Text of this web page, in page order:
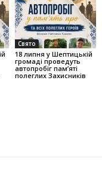
Свято
18 липня у Шептицькій
громаді проведуть
автопробіг пам’яті
полеглих Захисників